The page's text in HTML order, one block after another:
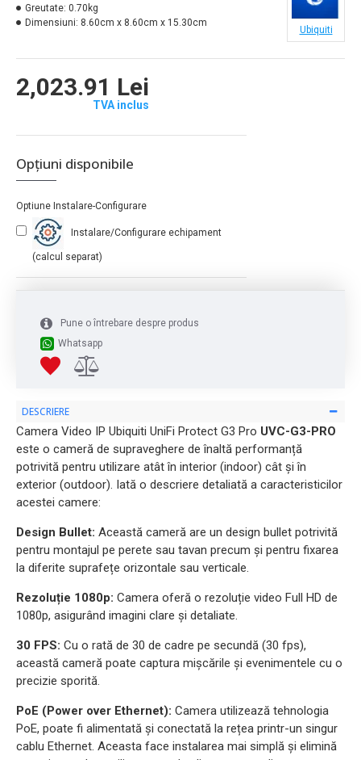
2,023.91 Lei
TVA inclus
Greutate: 0.70kg
Dimensiuni: 8.60cm x 8.60cm x 15.30cm
Ubiquiti
Opțiuni disponibile
Optiune Instalare-Configurare
Instalare/Configurare echipament
(calcul separat)
Pune o întrebare despre produs
Whatsapp
DESCRIERE
Camera Video IP Ubiquiti UniFi Protect G3 Pro UVC-G3-PRO
este o cameră de supraveghere de înaltă performanță
potrivită pentru utilizare atât în interior (indoor) cât și în
exterior (outdoor). Iată o descriere detaliată a caracteristicilor
acestei camere:
Design Bullet: Această cameră are un design bullet potrivită
pentru montajul pe perete sau tavan precum și pentru fixarea
la diferite suprafețe orizontale sau verticale.
Rezoluție 1080p: Camera oferă o rezoluție video Full HD de
1080p, asigurând imagini clare și detaliate.
30 FPS: Cu o rată de 30 de cadre pe secundă (30 fps),
această cameră poate captura mișcările și evenimentele cu o
precizie sporită.
PoE (Power over Ethernet): Camera utilizează tehnologia
PoE, poate fi alimentată și conectată la rețea printr-un singur
cablu Ethernet. Aceasta face instalarea mai simplă și elimină